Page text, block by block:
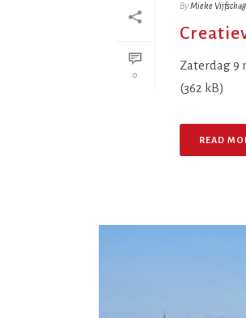
0
ByMieke
Zaterdag 9
(362 kB)
READ